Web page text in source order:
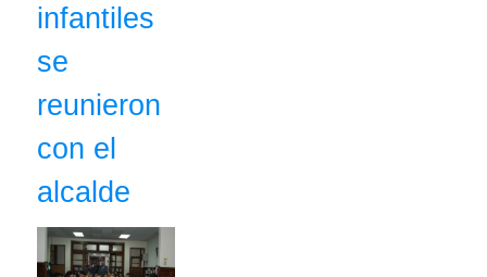
infantiles
se
reunieron
con el
alcalde